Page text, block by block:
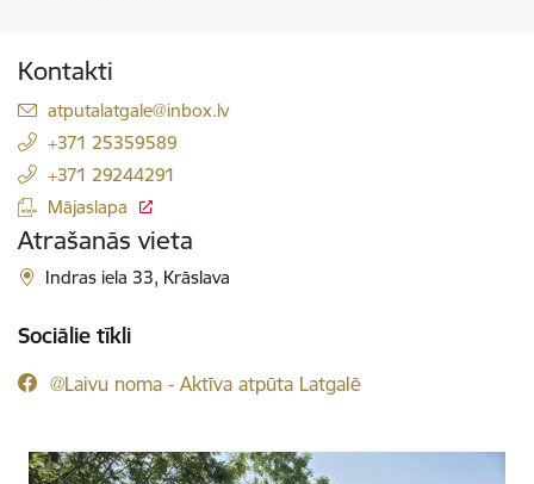
Kontakti
E-pasts:
atputalatgale@inbox.lv
+371 25359589
+371 29244291
Mājaslapa
Atrašanās vieta
Indras iela 33, Krāslava
Sociālie tīkli
@Laivu noma - Aktīva atpūta Latgalē